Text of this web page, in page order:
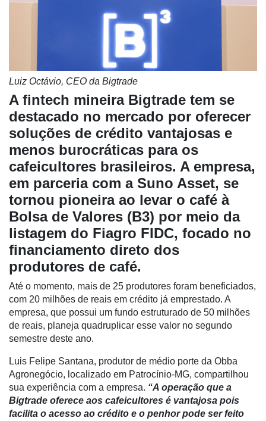
se
Minha
conta
Notícias
Destaque
Mercado
Troca
Cadeira
Artigos
Agenda
Luiz Octávio, CEO da Bigtrade
A fintech mineira Bigtrade tem se
destacado no mercado por oferecer
soluções de crédito vantajosas e
menos burocráticas para os
cafeicultores brasileiros. A empresa,
em parceria com a Suno Asset, se
tornou pioneira ao levar o café à
Bolsa de Valores (B3) por meio da
listagem do Fiagro FIDC, focado no
financiamento direto dos
produtores de café.
Até o momento, mais de 25 produtores foram beneficiados,
com 20 milhões de reais em crédito já emprestado. A
empresa, que possui um fundo estruturado de 50 milhões
de reais, planeja quadruplicar esse valor no segundo
semestre deste ano.
Luis Felipe Santana, produtor de médio porte da Obba
Agronegócio, localizado em Patrocínio-MG, compartilhou
sua experiência com a empresa. “A operação que a
Bigtrade oferece aos cafeicultores é vantajosa pois
facilita o acesso ao crédito e o penhor pode ser feito